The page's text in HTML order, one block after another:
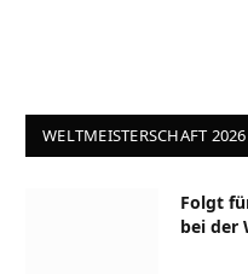
WELTMEISTERSCHAFT 2026
Folgt
bei der